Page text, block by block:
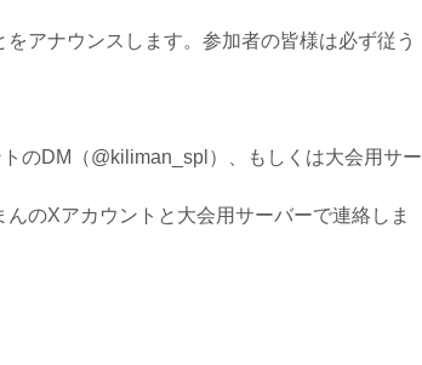
アナウンスします。参加者の皆様は必ず従う
のDM（@kiliman_spl）、もしくは大会用サー
のXアカウントと大会用サーバーで連絡しま